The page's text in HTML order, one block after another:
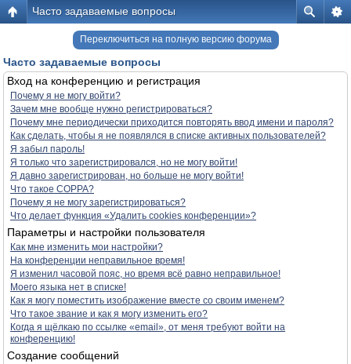
Часто задаваемые вопросы
Переключиться на полную версию форума
Часто задаваемые вопросы
Вход на конференцию и регистрация
Почему я не могу войти?
Зачем мне вообще нужно регистрироваться?
Почему мне периодически приходится повторять ввод имени и пароля?
Как сделать, чтобы я не появлялся в списке активных пользователей?
Я забыл пароль!
Я только что зарегистрировался, но не могу войти!
Я давно зарегистрирован, но больше не могу войти!
Что такое COPPA?
Почему я не могу зарегистрироваться?
Что делает функция «Удалить cookies конференции»?
Параметры и настройки пользователя
Как мне изменить мои настройки?
На конференции неправильное время!
Я изменил часовой пояс, но время всё равно неправильное!
Моего языка нет в списке!
Как я могу поместить изображение вместе со своим именем?
Что такое звание и как я могу изменить его?
Когда я щёлкаю по ссылке «email», от меня требуют войти на
конференцию!
Создание сообщений